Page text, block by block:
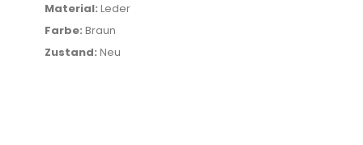
Material: Leder
Farbe: Braun
Zustand: Neu